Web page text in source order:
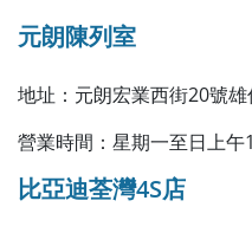
元朗陳列室
地址：元朗宏業西街20號
營業時間：星期一至日上午
比亞迪荃灣4S店